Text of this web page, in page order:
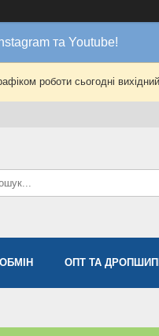
та Youtube!
роботи сьогодні
ОПТ ТА